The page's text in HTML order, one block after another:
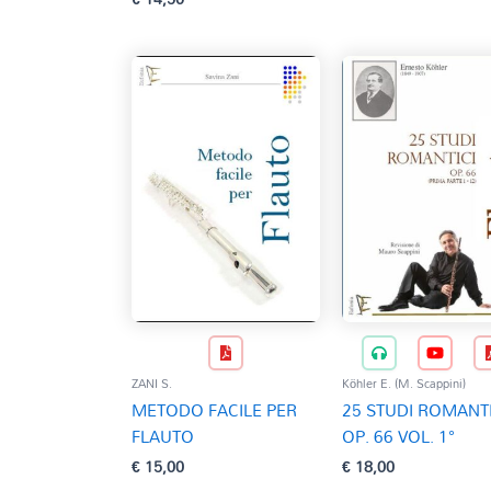
ZANI S.
METODO FACILE PER
FLAUTO
€15,00
Köhler E. (M. Scappini)
25 STUDI
OP. 66 VOL. 1°
€18,00